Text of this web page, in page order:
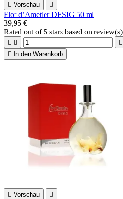
 Vorschau 
Flor d’Ametler DESIG 50 ml
39,95 €
Rated out of 5 stars based on review(s)
  

In den Warenkorb
 Vorschau 